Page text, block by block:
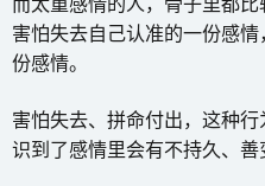
害怕失去自己认准的一份感
份感情。
害怕失去、拼命付出，这种
识到了感情里会有不持久、善